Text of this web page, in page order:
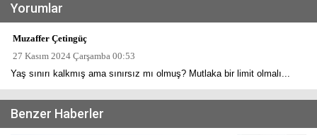
Yorumlar
Muzaffer Çetingüç
27 Kasım 2024 Çarşamba 00:53
Yaş sınırı kalkmış ama sınırsız mı olmuş? Mutlaka bir limit olmalı...
Benzer Haberler